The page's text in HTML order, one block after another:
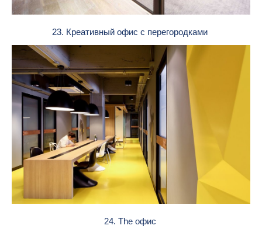
23. Креативный офис с перегородками
24. The офис